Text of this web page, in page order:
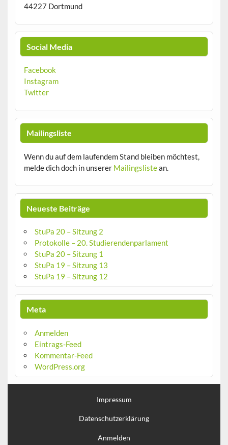
44227 Dortmund
Social Media
Facebook
Instagram
Twitter
Mailingsliste
Wenn du auf dem laufendem Stand bleiben möchtest,
melde dich doch in unserer Mailingslistean.
Neueste Beiträge
StuPa 20 – Sitzung 2
Protokolle – 20. Studierendenparlament
StuPa 20 – Sitzung 1
StuPa 19 – Sitzung 13
StuPa 19 – Sitzung 12
Meta
Anmelden
Eintrags-Feed
Kommentar-Feed
WordPress.org
Impressum
Datenschutzerklärung
Anmelden